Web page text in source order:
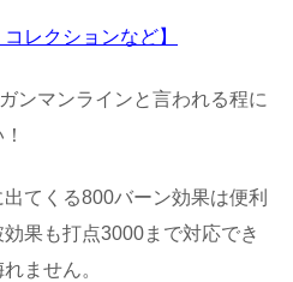
レクションなど】
ンマンラインと言われる程に
てくる800バーン効果は便利
果も打点3000まで対応でき
ません。